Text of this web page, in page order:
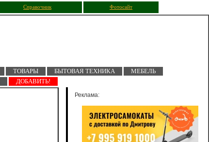
Справочник Фотосайт
ТОВАРЫ БЫТОВАЯ ТЕХНИКА
МЕБЕЛЬ
ДОБАВИТЬ!
Реклама: